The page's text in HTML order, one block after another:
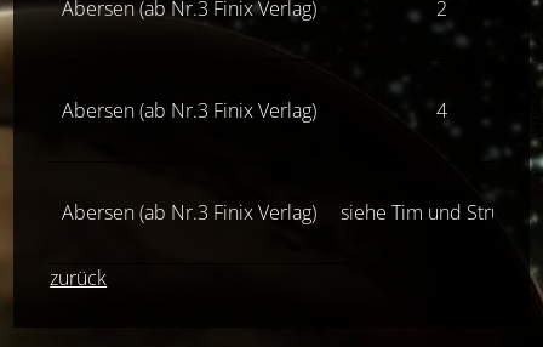
Abersen (ab Nr.3 Finix Verlag) 2
Abersen (ab Nr.3 Finix Verlag) 4
Abersen (ab Nr.3 Finix Verlag) siehe Tim und Struppi1
zurück